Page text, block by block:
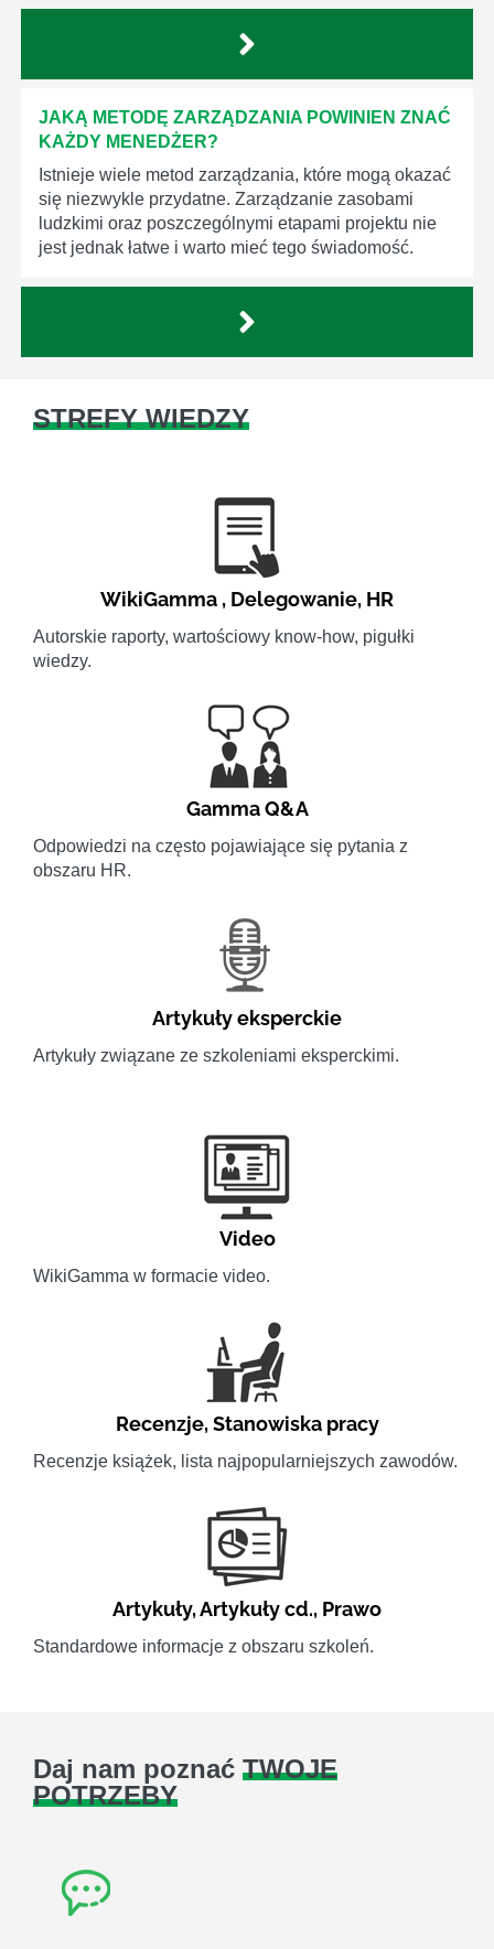
JAKĄ METODĘ ZARZĄDZANIA POWINIEN ZNAĆ
KAŻDY MENEDŻER?
Istnieje wiele metod zarządzania, które mogą okazać
się niezwykle przydatne. Zarządzanie zasobami
ludzkimi oraz poszczególnymi etapami projektu nie
jest jednak łatwe i warto mieć tego świadomość.
STREFY WIEDZY
WikiGamma , Delegowanie, HR
Autorskie raporty, wartościowy know-how, pigułki
wiedzy.
Gamma Q&A
Odpowiedzi na często pojawiające się pytania z
obszaru HR.
Artykuły eksperckie
Artykuły związane ze szkoleniami eksperckimi.
Video
WikiGamma w formacie video.
Recenzje,Stanowiska pracy
Recenzje książek, lista najpopularniejszych zawodów.
Artykuły,Artykuły cd., Prawo
Standardowe informacje z obszaru szkoleń.
Daj nam poznać TWOJE
POTRZEBY